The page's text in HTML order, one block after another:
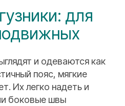
для
и одеваются как
пояс, мягкие
Их легко надеть и
боковые швы